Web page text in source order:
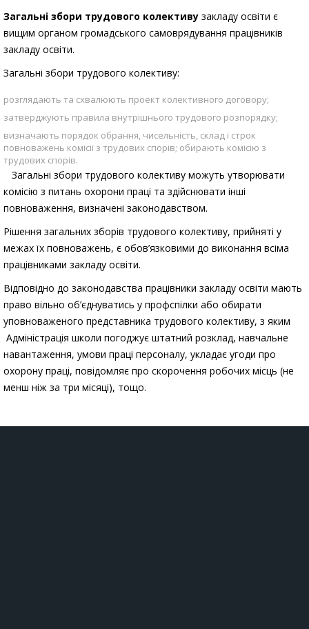
Загальні збори трудового колективу закладу освіти є
вищим органом громадського самоврядування працівників
закладу освіти.
Загальні збори трудового колективу:
розглядають та схвалюють проект колективного договору;
затверджують правила внутрішнього трудового розпорядку;
визначають порядок обрання, чисельність, склад і строк
повноважень комісії з трудових спорів; обирають комісію з
трудових спорів.
Загальні збори трудового колективу можуть утворювати
комісію з питань охорони праці та здійснювати інші
повноваження, визначені законодавством.
Рішення загальних зборів трудового колективу, прийняті у
межах їх повноважень, є обов’язковими до виконання всіма
працівниками закладу освіти.
Відповідно до законодавства працівники закладу освіти мають
право вільно об’єднуватись у профспілки або обирати
уповноваженого представника трудового колективу, з яким
Адміністрація школи погоджує штатний розклад, навчальне
навантаження, умови праці персоналу, укладає угоди про
охорону праці, повідомляє про скорочення робочих місць (не
менш ніж за три місяці), тощо.